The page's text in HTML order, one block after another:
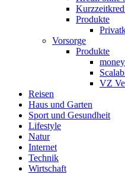
Produkte
Vorsorge
Produkte
VZ
Reisen
Haus und Garten
Sport und Gesundheit
Lifestyle
Natur
Internet
Technik
Wirtschaft